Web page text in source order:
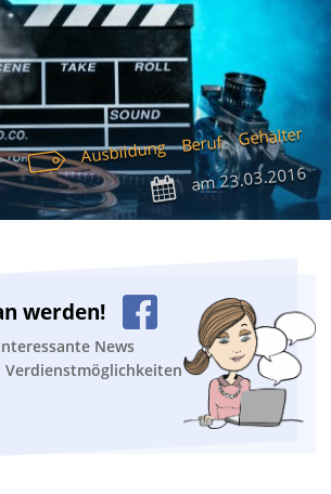
Ausbildung Beruf Gehälter
am23.03.2016
werden!
News
Verdienstmöglichkeiten